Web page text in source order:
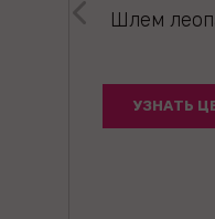
ушки
Шлем
УЗНАТЬ